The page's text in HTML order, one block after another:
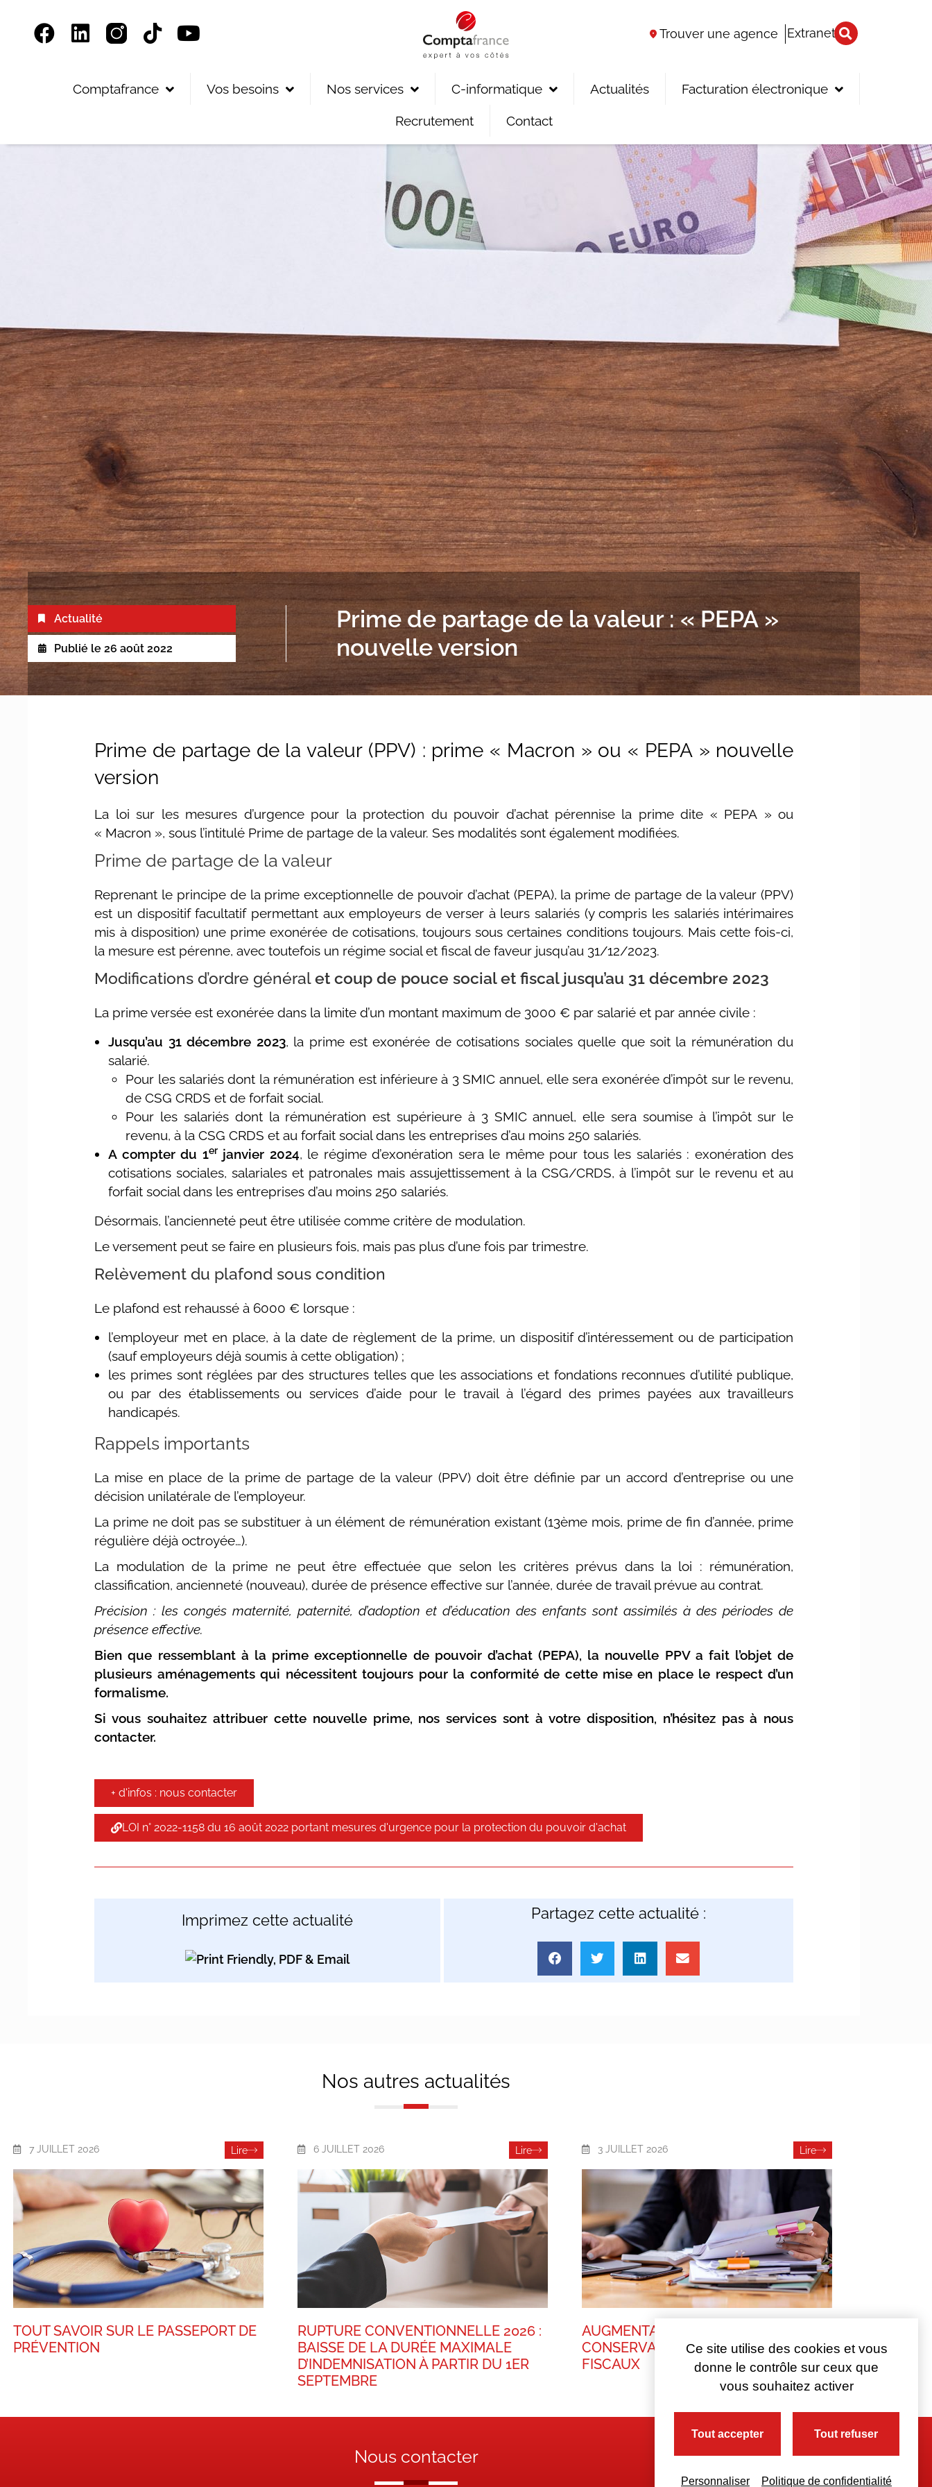
Trouver une agence Extranet
Comptafrance Vos besoins Nos services C-informatique Actualités Facturation électronique
Recrutement Contact
Actualité
Publié le 26 août 2022
Prime de partage de la valeur : « PEPA »
nouvelle version
Prime de partage de la valeur (PPV) : prime « Macron » ou « PEPA » nouvelle
version
La loi sur les mesures d’urgence pour la protection du pouvoir d’achat pérennise la prime dite « PEPA » ou
« Macron », sous l’intitulé Prime de partage de la valeur. Ses modalités sont également modifiées.
Prime de partage de la valeur
Reprenant le principe de la prime exceptionnelle de pouvoir d’achat (PEPA), la prime de partage de la valeur (PPV)
est un dispositif facultatif permettant aux employeurs de verser à leurs salariés (y compris les salariés intérimaires
mis à disposition) une prime exonérée de cotisations, toujours sous certaines conditions toujours. Mais cette fois-ci,
la mesure est pérenne, avec toutefois un régime social et fiscal de faveur jusqu’au 31/12/2023.
Modifications d’ordre généralet coup de pouce social et fiscal jusqu’au 31 décembre 2023
La prime versée est exonérée dans la limite d’un montant maximum de 3000 € par salarié et par année civile :
Jusqu’au 31 décembre 2023, la prime est exonérée de cotisations sociales quelle que soit la rémunération du
salarié.
Pour les salariés dont la rémunération est inférieure à 3 SMIC annuel, elle sera exonérée d’impôt sur le revenu,
de CSG CRDS et de forfait social.
Pour les salariés dont la rémunération est supérieure à 3 SMIC annuel, elle sera soumise à l’impôt sur le
revenu, à la CSG CRDS et au forfait social dans les entreprises d’au moins 250 salariés.
A compter du 1erjanvier 2024, le régime d’exonération sera le même pour tous les salariés : exonération des
cotisations sociales, salariales et patronales mais assujettissement à la CSG/CRDS, à l’impôt sur le revenu et au
forfait social dans les entreprises d’au moins 250 salariés.
Désormais, l’ancienneté peut être utilisée comme critère de modulation.
Le versement peut se faire en plusieurs fois, mais pas plus d’une fois par trimestre.
Relèvement du plafond sous condition
Le plafond est rehaussé à 6000 € lorsque :
l’employeur met en place, à la date de règlement de la prime, un dispositif d’intéressement ou de participation
(sauf employeurs déjà soumis à cette obligation) ;
les primes sont réglées par des structures telles que les associations et fondations reconnues d’utilité publique,
ou par des établissements ou services d’aide pour le travail à l’égard des primes payées aux travailleurs
handicapés.
Rappels importants
La mise en place de la prime de partage de la valeur (PPV) doit être définie par un accord d’entreprise ou une
décision unilatérale de l’employeur.
La prime ne doit pas se substituer à un élément de rémunération existant (13ème mois, prime de fin d’année, prime
régulière déjà octroyée…).
La modulation de la prime ne peut être effectuée que selon les critères prévus dans la loi : rémunération,
classification, ancienneté (nouveau), durée de présence effective sur l’année, durée de travail prévue au contrat.
Précision : les congés maternité, paternité, d’adoption et d’éducation des enfants sont assimilés à des périodes de
présence effective.
Bien que ressemblant à la prime exceptionnelle de pouvoir d’achat (PEPA), la nouvelle PPV a fait l’objet de
plusieurs aménagements qui nécessitent toujours pour la conformité de cette mise en place le respect d’un
formalisme.
Si vous souhaitez attribuer cette nouvelle prime, nos services sont à votre disposition, n’hésitez pas à nous
contacter.
+ d'infos : nous contacter
LOI n° 2022-1158 du 16 août 2022 portant mesures d'urgence pour la protection du pouvoir d'achat
Imprimez cette actualité Partagez cette actualité :
Nos autres actualités
7 JUILLET 2026 Lire
TOUT SAVOIR SUR LE PASSEPORT DE
PRÉVENTION
6 JUILLET 2026 Lire
RUPTURE CONVENTIONNELLE 2026 :
BAISSE DE LA DURÉE MAXIMALE
D’INDEMNISATION À PARTIR DU 1ER
SEPTEMBRE
3 JUILLET 2026 Lire
AUGMENTATION DU DÉLAI DE
CONSERVATION DES DOCUMENTS
FISCAUX
Nous contacter
Ce site utilise des cookies et vous
donne le contrôle sur ceux que
vous souhaitez activer
Tout accepter Tout refuser
Personnaliser Politique de confidentialité